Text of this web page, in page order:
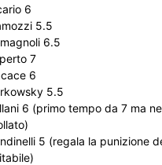
6
5.5
6.5
7
6
5.5
6 (primo tempo da 7 ma
5 (regala la punizione